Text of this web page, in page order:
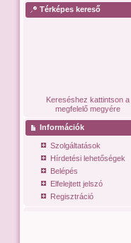
Térképes kereső
Kereséshez kattintson a
megfelelő megyére
Információk
Szolgáltatások
Hírdetési lehetőségek
Belépés
Elfelejtett jelszó
Regisztráció